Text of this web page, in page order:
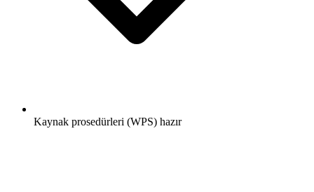
Kaynak prosedürleri (WPS) hazır